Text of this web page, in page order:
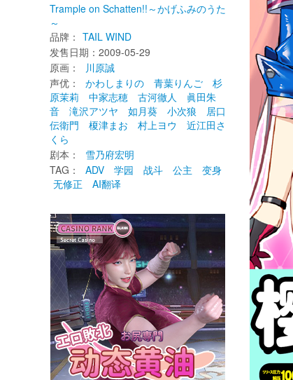
Trample on Schatten!!～かげふみのうた
～
品牌： TAIL WIND
发售日期：2009-05-29
原画：
川原誠
声优：
かわしまりの 青葉りんご
杉
原茉莉
中家志穂 古河徹人
眞田朱
音
滝沢アツヤ 如月葵 小次狼
居口
伝衛門
榎津まお 村上ヨウ
近江田さ
くら
剧本：
雪乃府宏明
TAG：
ADV 学园 战斗 公主
变身
无修正
AI翻译